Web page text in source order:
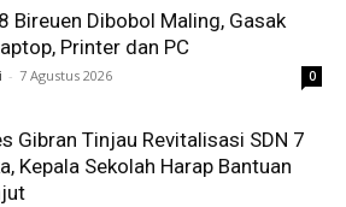
Bireuen Dibobol Maling, Gasak
Printer dan PC
- 7 Agustus 2026 0
Gibran Tinjau Revitalisasi SDN 7
Kepala Sekolah Harap Bantuan